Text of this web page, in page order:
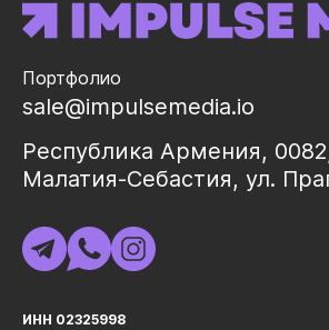
Портфолио
sale@impulsemedia.io
Республика Армения,
Малатия-Себастия, ул.
ИНН 02325998